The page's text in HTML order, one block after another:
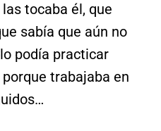
tocaba él, que
sabía que aún no
podía practicar
trabajaba en